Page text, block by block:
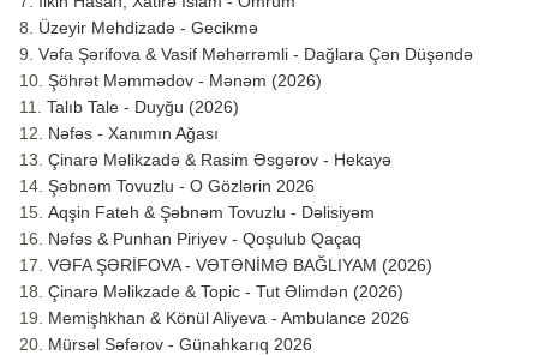
Üzeyir Mehdizadə - Gecikmə
Vəfa Şərifova & Vasif Məhərrəmli - Dağlara Çən Düşəndə
Şöhrət Məmmədov - Mənəm (2026)
Talıb Tale - Duyğu (2026)
Nəfəs - Xanımın Ağası
Çinarə Məlikzadə & Rasim Əsgərov - Hekayə
Şəbnəm Tovuzlu - O Gözlərin 2026
Aqşin Fateh & Şəbnəm Tovuzlu - Dəlisiyəm
Nəfəs & Punhan Piriyev - Qoşulub Qaçaq
VƏFA ŞƏRİFOVA - VƏTƏNİMƏ BAĞLIYAM (2026)
Çinarə Məlikzade & Topic - Tut Əlimdən (2026)
Memişhkhan & Könül Aliyeva - Ambulance 2026
Mürsəl Səfərov - Günahkarıq 2026